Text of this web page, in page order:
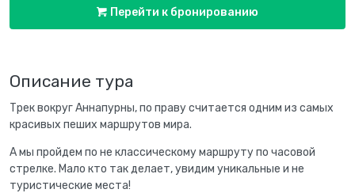
Описание тура
Трек вокруг Аннапурны, по праву считается одним из самых
красивых пеших маршрутов мира.
А мы пройдем по не классическому маршруту по часовой
стрелке. Мало кто так делает, увидим уникальные и не
туристические места!
Перейти к бронированию